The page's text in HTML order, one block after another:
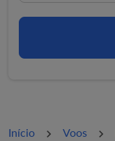
Início Voos